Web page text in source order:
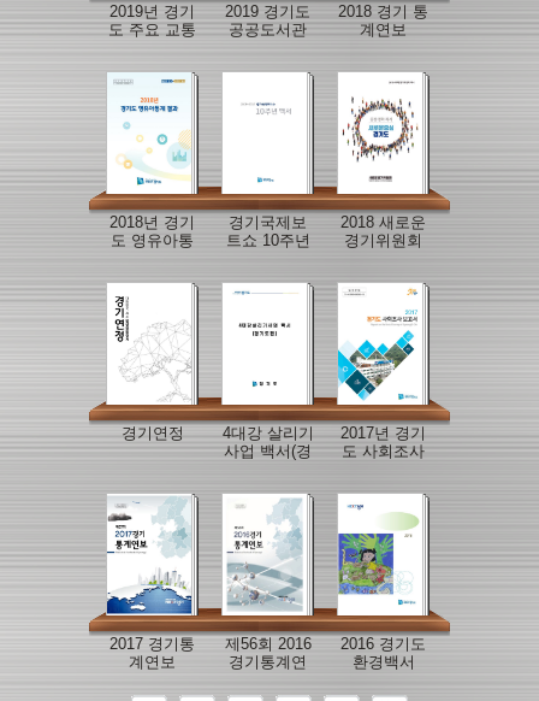
2019년 경기
도 주요 교통
2019 경기도
공공도서관
2018 경기 통
계연보
2018년 경기
도 영유아통
경기국제보
트쇼 10주년
2018 새로운
경기위원회
경기연정
4대강 살리기
사업 백서(경
2017년 경기
도 사회조사
2017 경기통
계연보
제56회 2016
경기통계연
2016 경기도
환경백서